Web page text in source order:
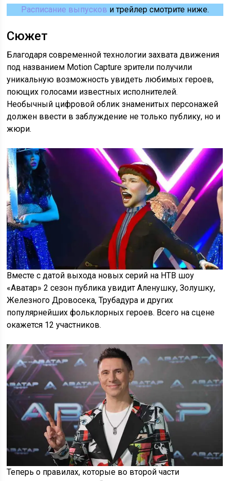
Расписание выпусков и трейлер смотрите ниже.
Сюжет
Благодаря современной технологии захвата движения
под названием Motion Capture зрители получили
уникальную возможность увидеть любимых героев,
поющих голосами известных исполнителей.
Необычный цифровой облик знаменитых персонажей
должен ввести в заблуждение не только публику, но и
жюри.
Вместе с датой выхода новых серий на НТВ шоу
«Аватар» 2 сезон публика увидит Аленушку, Золушку,
Железного Дровосека, Трубадура и других
популярнейших фольклорных героев. Всего на сцене
окажется 12 участников.
Теперь о правилах, которые во второй части